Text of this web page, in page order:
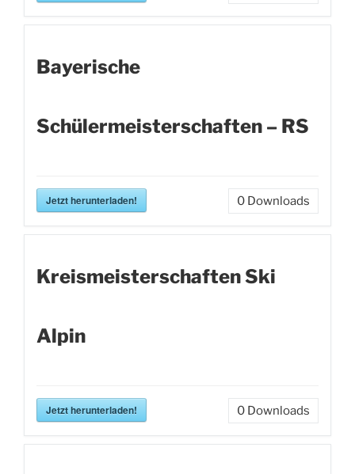
Bayerische
Schülermeisterschaften – RS
Jetzt herunterladen! 0 Downloads
Kreismeisterschaften Ski
Alpin
Jetzt herunterladen! 0 Downloads